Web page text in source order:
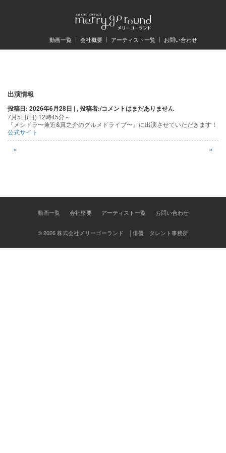
動画一覧 会社概要 アーティスト一覧 お問い合わせ
出演情報
投稿日: 2026年6月28日 | , 投稿者:/コメントはまだありません
7月5日(日) 12時45分～
『メシドラ〜兼近&真之介のグルメドライブ〜』に出演させていただきます！
公式サイト
投
稿
ナ
ビ
シ
« »
動画一覧 会社概要 アーティスト一覧 お問い合わせ
© 2026 株式会社メリーゴーランド │俳優 タレント事務所